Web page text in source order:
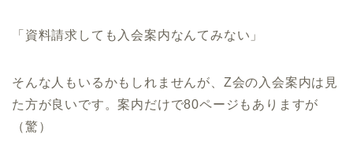
「資料請求しても入会案内なんてみない」
そんな人もいるかもしれませんが、Z会の入会案内は見
た方が良いです。案内だけで80ページもありますが
（驚）